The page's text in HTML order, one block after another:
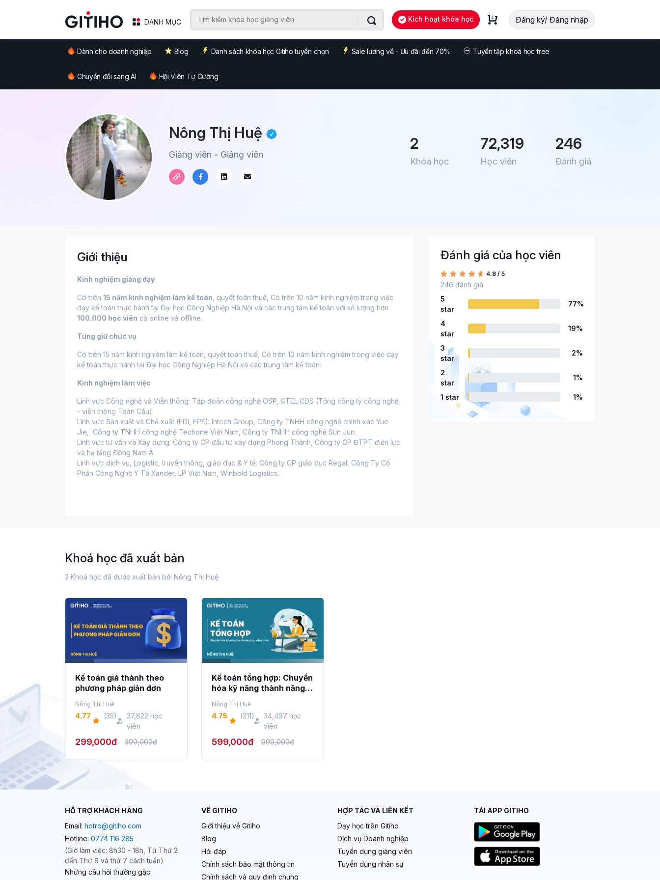
DANH MỤC Kích hoạt khóa học Đăng ký/ Đăng nhập
Dành cho doanh nghiệp Blog Danh sách khóa học Gitiho tuyển chọn Sale lương về - Ưu đãi đến 70% Tuyển tập khoá học free
Chuyển đổi sang AI Hội Viên Tự Cường
Nông Thị Huệ
Giảng viên - Giảng viên
2
Khóa học
72,319
Học viên
246
Đánh giá
Giới thiệu
Kinh nghiệm giảng dạy
Có trên 15 năm kinh nghiệm làm kế toán , quyết toán thuế, Có trên 10 năm kinh nghiệm trong việc
100.000 học viên cả online và offline.
Từng giữ chức vụ
Có trên 15 năm kinh nghiệm làm kế toán, quyết toán thuế, Có trên 10 năm kinh nghiệm trong việc dạy
kế toán thực hành tại Đại học Công Nghiệp Hà Nội và các trung tâm kế toán
Kinh nghiệm làm việc
Lĩnh vực Công nghệ và Viễn thông: Tập đoàn công nghệ OSP, GTEL CDS (Tổng công ty công nghệ
- viễn thông Toàn Cầu).
Lĩnh vực Sản xuất và Chế xuất (FDI, EPE): Intech Group, Công ty TNHH công nghệ chính xác Yue
Jie,  Công ty TNHH công nghệ Techone Việt Nam, Công ty TNHH công nghệ Sun Jun.
Lĩnh vực tư vấn và Xây dựng: Công ty CP đầu tư xây dựng Phong Thành, Công ty CP ĐTPT điện lực
và hạ tầng Đông Nam Á
Lĩnh vực dịch vụ, Logistic, truyền thông, giáo dục & Y tế: Công ty CP giáo dục Regal, Công Ty Cổ
Phần Công Nghệ Y Tế Xander, LP Việt Nam, Winbold Logistics..
Đánh giá của học viên
4.8 / 5
246 đánh giá
5
star
77%
4
star
19%
3
star
2%
2
star
1%
1 star 1%
Khoá học đã xuất bản
2 Khoá học đã được xuất bản bởi Nông Thị Huệ
Kế toán giá thành theo
phương pháp giản đơn
Nông Thị Huệ
4.77 (35)
37,822 học
viên
299,000đ 399,000đ
Kế toán tổng hợp: Chuyển
hóa kỹ năng thành năng
Nông Thị Huệ
4.75 (211)
34,497 học
viên
599,000đ 999,000đ
HỖ TRỢ KHÁCH HÀNG
Email: hotro@gitiho.com
Hotline: 0774 116 285
(Giờ làm việc: 8h30 - 18h, Từ Thứ 2
đến Thứ 6 và thứ 7 cách tuần)
Những câu hỏi thường gặp
VỀ GITIHO
Giới thiệu về Gitiho
Blog
Hỏi đáp
Chính sách bảo mật thông tin
Chính sách và quy định chung
HỢP TÁC VÀ LIÊN KẾT
Dạy học trên Gitiho
Dịch vụ Doanh nghiệp
Tuyển dụng giảng viên
Tuyển dụng nhân sự
TẢI APP GITIHO